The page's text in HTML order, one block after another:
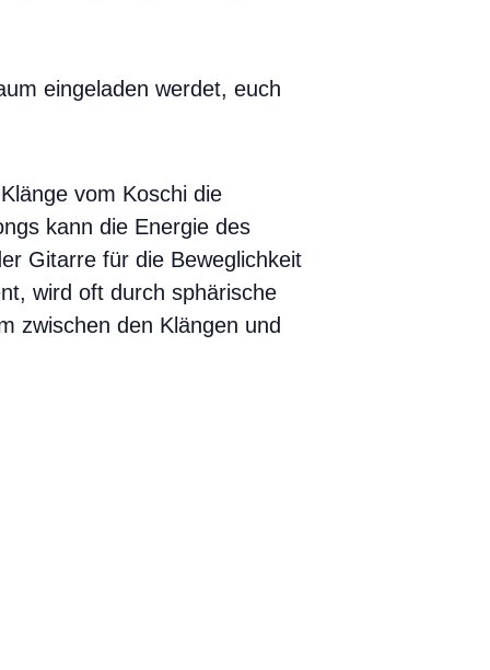
eingeladen werdet, euch
vom Koschi die
kann die Energie des
Gitarre für die Beweglichkeit
wird oft durch sphärische
zwischen den Klängen und